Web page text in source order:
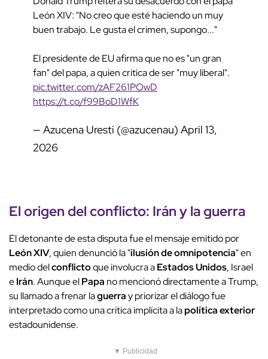
León XIV: "No creo que esté haciendo un muy
buen trabajo. Le gusta el crimen, supongo..."
El presidente de EU afirma que no es "un gran
fan" del papa, a quien critica de ser "muy liberal".
pic.twitter.com/zAF261POwD
https://t.co/f99BoD1WfK
— Azucena Uresti (@azucenau) April 13,
2026
Elorigen del conflicto: Irány laguerra
El detonante de esta disputa fue el mensaje emitido por
León XIV, quien denunció la "ilusión de omnipotencia" en
medio delconflictoque involucra aEstados Unidos, Israel
eIrán. Aunque elPapa no mencionó directamente a Trump,
su llamado a frenar laguerray priorizar el diálogo fue
interpretado como una crítica implícita a lapolítica exterior
estadounidense.
▼ Publicidad